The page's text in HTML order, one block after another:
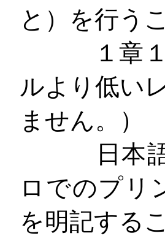
と）を行う
１章１点
ルより低い
ません。）
日本語
ロでのプリ
を明記する